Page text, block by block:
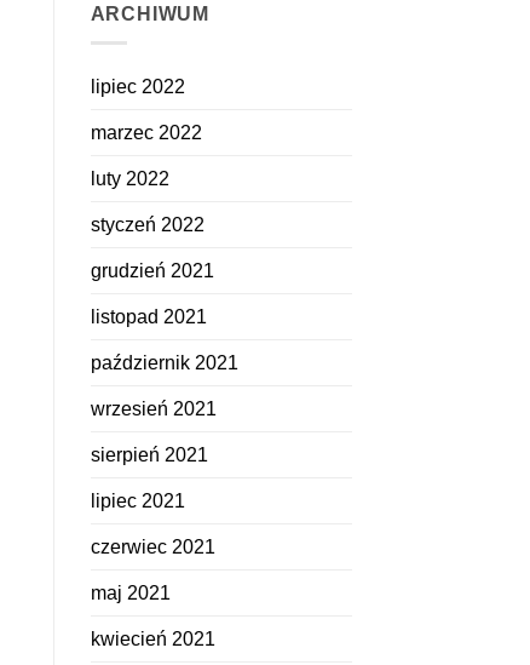
ARCHIWUM
lipiec 2022
marzec 2022
luty 2022
styczeń 2022
grudzień 2021
listopad 2021
październik 2021
wrzesień 2021
sierpień 2021
lipiec 2021
czerwiec 2021
maj 2021
kwiecień 2021